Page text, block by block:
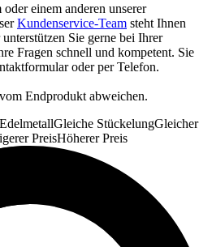
einem anderen unserer
Kundenservice-Team steht Ihnen
Sie gerne bei Ihrer
Fragen schnell und kompetent. Sie
oder per Telefon.
Endprodukt abweichen.
Gleiche StückelungGleicher
PreisHöherer Preis